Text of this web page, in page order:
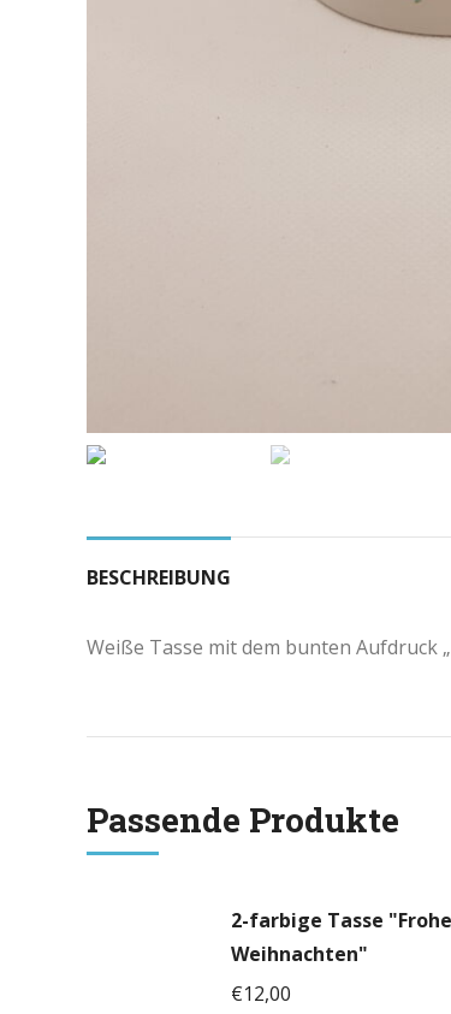
BESCHREIBUNG
Weiße Tasse mit dem bunten Aufdruck
Passende Produkte
2-farbige Tasse "Frohe
Weihnachten"
€12,00